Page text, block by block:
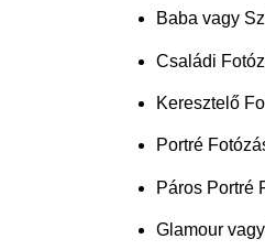
Baba vagy
Családi
Keresztelő
Portré
Páros Portré
Glamour